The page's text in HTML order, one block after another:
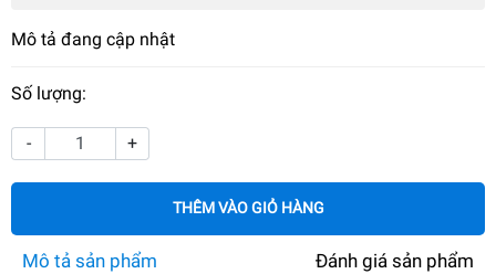
Mô tả đang cập nhật
Số lượng:
- +
THÊM VÀO GIỎ HÀNG
Mô tả sản phẩm Đánh giá sản phẩm